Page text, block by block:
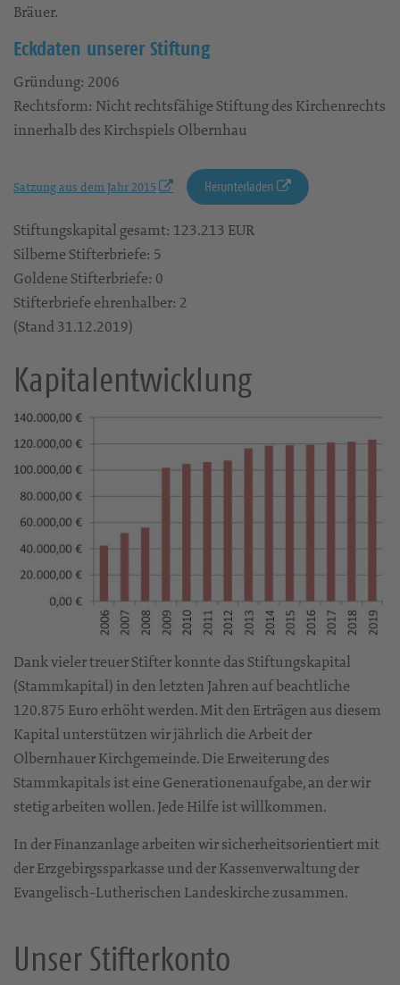
Bräuer.
Eckdaten unserer Stiftung
Gründung: 2006
Rechtsform: Nicht rechtsfähige Stiftung des Kirchenrechts
innerhalb des Kirchspiels Olbernhau
Satzung aus dem Jahr 2015 Herunterladen
Stiftungskapital gesamt: 123.213 EUR
Silberne Stifterbriefe: 5
Goldene Stifterbriefe: 0
Stifterbriefe ehrenhalber: 2
(Stand 31.12.2019)
Kapitalentwicklung
Dank vieler treuer Stifter konnte das Stiftungskapital
(Stammkapital) in den letzten Jahren auf beachtliche
120.875 Euro erhöht werden. Mit den Erträgen aus diesem
Kapital unterstützen wir jährlich die Arbeit der
Olbernhauer Kirchgemeinde. Die Erweiterung des
Stammkapitals ist eine Generationenaufgabe, an der wir
stetig arbeiten wollen. Jede Hilfe ist willkommen.
In der Finanzanlage arbeiten wir sicherheitsorientiert mit
der Erzgebirgssparkasse und der Kassenverwaltung der
Evangelisch-Lutherischen Landeskirche zusammen.
Unser Stifterkonto